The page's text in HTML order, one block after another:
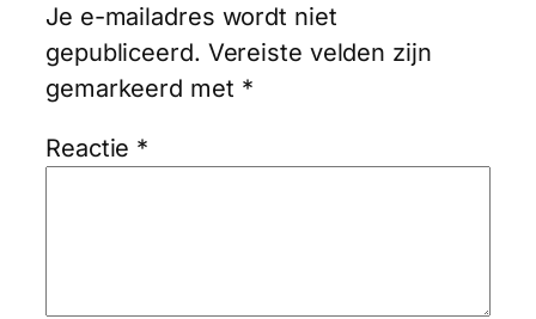
Je e-mailadres wordt niet
gepubliceerd. Vereiste velden zijn
gemarkeerd met *
Reactie *